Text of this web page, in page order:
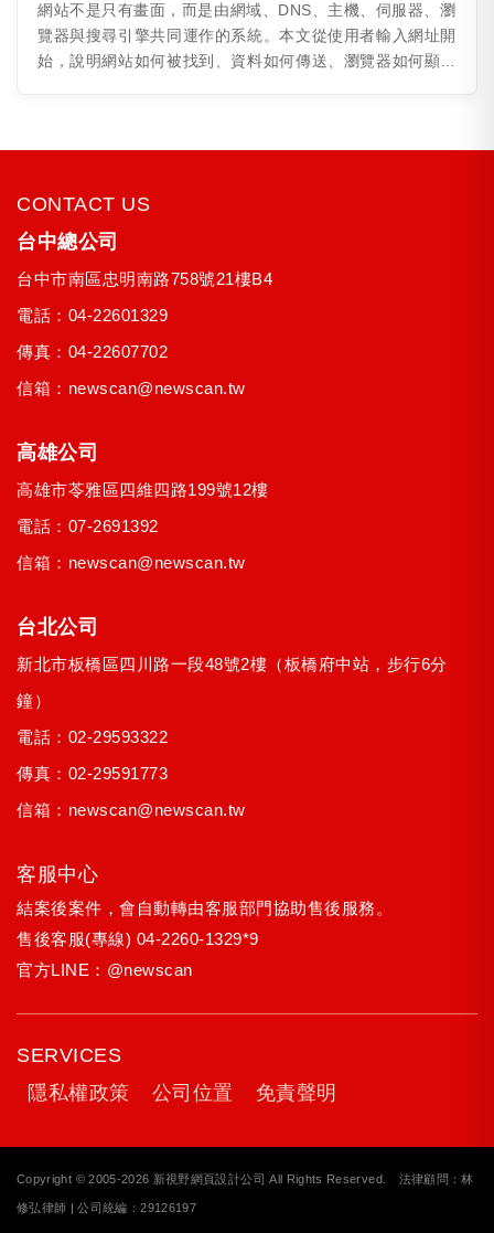
網站不是只有畫面，而是由網域、DNS、主機、伺服器、瀏
覽器與搜尋引擎共同運作的系統。本文從使用者輸入網址開
始，說明網站如何被找到、資料如何傳送、瀏覽器如何顯示
CONTACT US
台中總公司
台中市南區忠明南路758號21樓B4
電話： 04-22601329
傳真：04-22607702
信箱： newscan@newscan.tw
高雄公司
高雄市苓雅區四維四路199號12樓
電話： 07-2691392
信箱： newscan@newscan.tw
台北公司
新北市板橋區四川路一段48號2樓 （板橋府中站，步行6分
鐘）
電話： 02-29593322
傳真：02-29591773
信箱： newscan@newscan.tw
客服中心
結案後案件，會自動轉由客服部門協助售後服務。
售後客服(專線) 04-2260-1329*9
官方LINE： @newscan
SERVICES
隱私權政策
公司位置 免責聲明
Copyright © 2005-2026 新視野網頁設計公司 All Rights Reserved. 法律顧問：林
修弘律師 | 公司統編：29126197